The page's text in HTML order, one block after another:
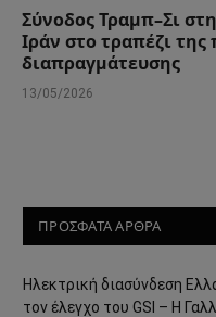
Σύνοδος Τραμπ–Σι
Ιράν στο τραπέζι της
διαπραγμάτευσης
13/05/2026
ΠΡΟΣΦΑΤΑ ΑΡΘΡΑ
Ηλεκτρική διασύνδεση
τον έλεγχο του GSI – Η